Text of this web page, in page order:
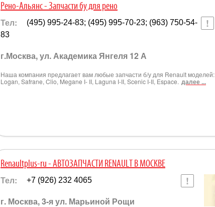
Рено-Альянс - Запчасти бу для рено
Тел:
(495) 995-24-83; (495) 995-70-23; (963) 750-54-
83
г.Москва, ул. Академика Янгеля 12 А
Наша компания предлагает вам любые запчасти б/у для Renault моделей:
Logan, Safrane, Clio, Megane I- II, Laguna I-II, Scenic I-II, Espace. далее ...
Renaultplus-ru - АВТОЗАПЧАСТИ RENAULT В МОСКВЕ
Тел: +7 (926) 232 4065
г. Москва, 3-я ул. Марьиной Рощи